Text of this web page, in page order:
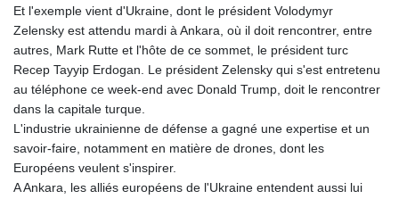
Et l'exemple vient d'Ukraine, dont le président Volodymyr
Zelensky est attendu mardi à Ankara, où il doit rencontrer, entre
autres, Mark Rutte et l'hôte de ce sommet, le président turc
Recep Tayyip Erdogan. Le président Zelensky qui s'est entretenu
au téléphone ce week-end avec Donald Trump, doit le rencontrer
dans la capitale turque.
L'industrie ukrainienne de défense a gagné une expertise et un
savoir-faire, notamment en matière de drones, dont les
Européens veulent s'inspirer.
A Ankara, les alliés européens de l'Ukraine entendent aussi lui